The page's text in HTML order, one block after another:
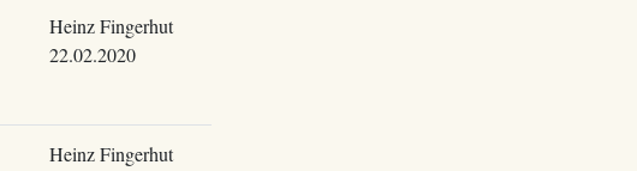
Heinz Fingerhut
22.02.2020
Heinz Fingerhut